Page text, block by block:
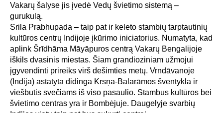
Vakarų šalyse jis įvedė Vedų švietimo sistemą –
gurukulą.
Srila Prabhupada – taip pat ir keleto stambių tarptautinių
kultūros centrų Indijoje įkūrimo iniciatorius. Numatyta, kad
aplink Šrīdhāma Māyāpuros centrą Vakarų Bengalijoje
iškils dvasinis miestas. Šiam grandioziniam užmojui
įgyvendinti prireiks virš dešimties metų. Vrndāvanoje
(Indija) astatyta didinga Krsņa-Balarāmos šventykla ir
viešbutis svečiams iš viso pasaulio. Stambus kultūros bei
švietimo centras yra ir Bombėjuje. Daugelyje svarbių